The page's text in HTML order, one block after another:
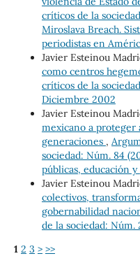
críticos de la
Miroslava Breach.
periodistas en
Javier Esteinou
como centros
críticos de la
Diciembre 2002
Javier Esteinou
mexicano a proteger
generaciones ,
sociedad: Núm. 84
públicas, educación
Javier Esteinou
colectivos,
gobernabilidad
de la sociedad: Núm.
1 2 3 > >>